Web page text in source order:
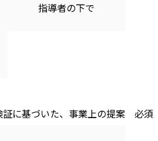
指導者の下で
に基づいた、事業上の提案